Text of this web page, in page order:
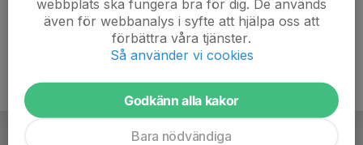
webbplats ska fungera bra för dig. De används
även för webbanalys i syfte att hjälpa oss att
förbättra våra tjänster.
Så använder vi cookies
Godkänn alla kakor
Bara nödvändiga